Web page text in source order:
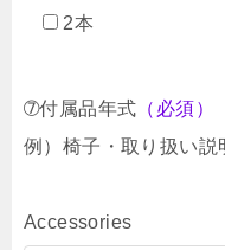
2本
➆付属品年式 （必須）
例）椅子・取り扱い説
Accessories